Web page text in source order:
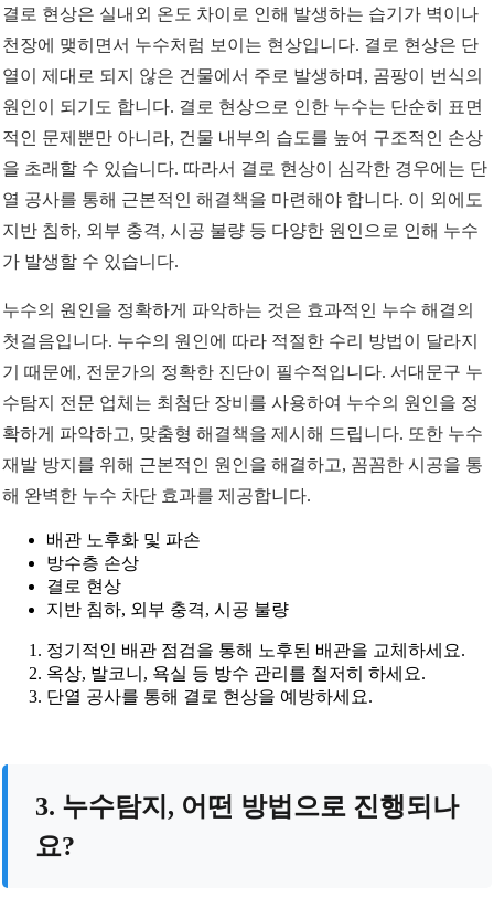
결로 현상은 실내외 온도 차이로 인해 발생하는 습기가 벽이나
천장에 맺히면서 누수처럼 보이는 현상입니다. 결로 현상은 단
열이 제대로 되지 않은 건물에서 주로 발생하며, 곰팡이 번식의
원인이 되기도 합니다. 결로 현상으로 인한 누수는 단순히 표면
적인 문제뿐만 아니라, 건물 내부의 습도를 높여 구조적인 손상
을 초래할 수 있습니다. 따라서 결로 현상이 심각한 경우에는 단
열 공사를 통해 근본적인 해결책을 마련해야 합니다. 이 외에도
지반 침하, 외부 충격, 시공 불량 등 다양한 원인으로 인해 누수
가 발생할 수 있습니다.
누수의 원인을 정확하게 파악하는 것은 효과적인 누수 해결의
첫걸음입니다. 누수의 원인에 따라 적절한 수리 방법이 달라지
기 때문에, 전문가의 정확한 진단이 필수적입니다. 서대문구 누
수탐지 전문 업체는 최첨단 장비를 사용하여 누수의 원인을 정
확하게 파악하고, 맞춤형 해결책을 제시해 드립니다. 또한 누수
재발 방지를 위해 근본적인 원인을 해결하고, 꼼꼼한 시공을 통
해 완벽한 누수 차단 효과를 제공합니다.
배관 노후화 및 파손
방수층 손상
결로 현상
지반 침하, 외부 충격, 시공 불량
정기적인 배관 점검을 통해 노후된 배관을 교체하세요.
옥상, 발코니, 욕실 등 방수 관리를 철저히 하세요.
단열 공사를 통해 결로 현상을 예방하세요.
3. 누수탐지, 어떤 방법으로 진행되나
요?